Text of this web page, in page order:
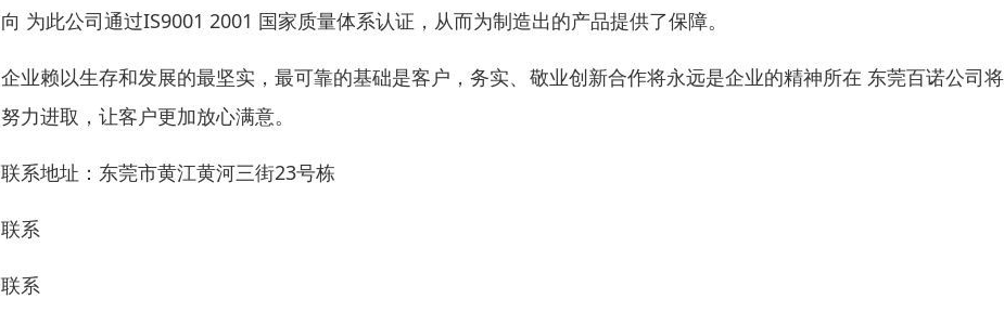
向 为此公司通过IS9001 2001 国家质量体系认证，从而为制造出的产品提供了保障。
企业赖以生存和发展的最坚实，最可靠的基础是客户，务实、敬业创新合作将永远是企业的精神所在 东莞百诺公司
努力进取，让客户更加放心满意。
联系地址：东莞市黄江黄河三街23号栋
联系
联系